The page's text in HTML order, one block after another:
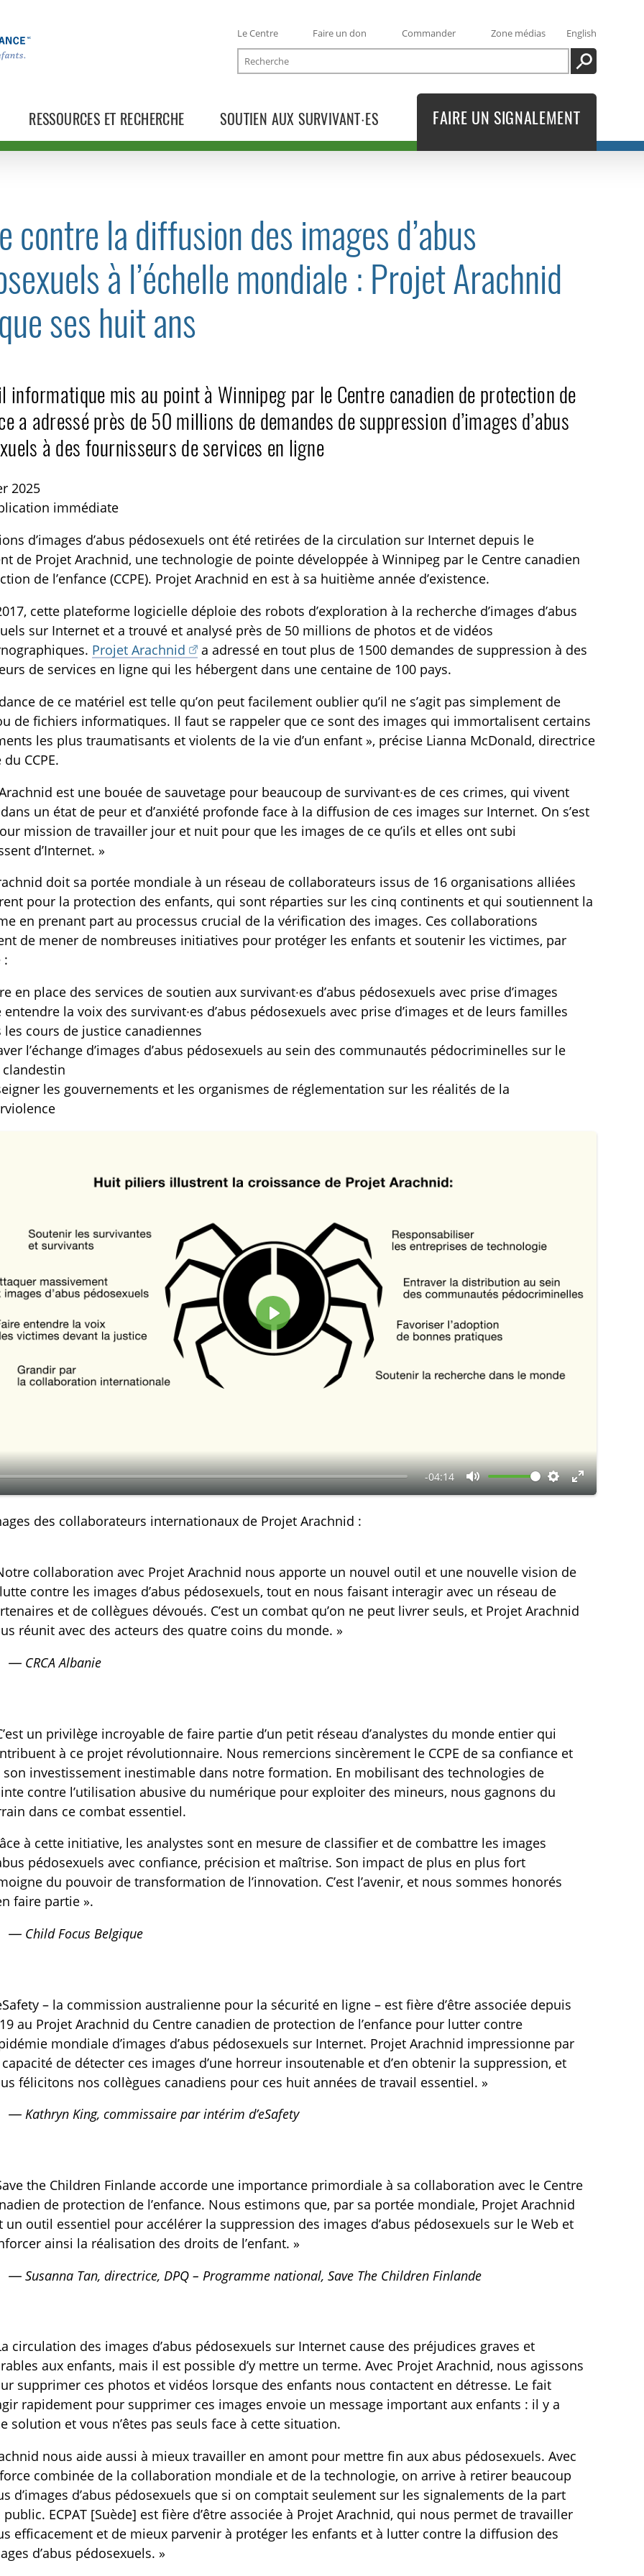
RESSOURCES ET RECHERCHE SOUTIEN AUX SURVIVANT·ES
Le Centre Faire un don Commander Zone médias
English
Recherche
RECHERCHE
FAIRE UN SIGNALEMENT
TOGGLE COMMUNIQUÉS SUBLIST
TOGGLE BLOGUE SUBLIST
TOGGLE MANQUEMENTS DES TECHNOS SUBLIST
contre la diffusion des images d’abus
à l’échelle mondiale : Projet Arachnid
ses huit ans
informatique mis au point à Winnipeg par le Centre canadien de protection de
a adressé près de 50 millions de demandes de suppression d’images d’abus
à des fournisseurs de services en ligne
2025
immédiate
d’images d’abus pédosexuels ont été retirées de la circulation sur Internet depuis le
de Projet Arachnid, une technologie de pointe développée à Winnipeg par le Centre canadien
de l’enfance (CCPE). Projet Arachnid en est à sa huitième année d’existence.
cette plateforme logicielle déploie des robots d’exploration à la recherche d’images d’abus
sur Internet et a trouvé et analysé près de 50 millions de photos et de vidéos
Projet Arachnid
a adressé en tout plus de 1500 demandes de suppression à des
de services en ligne qui les hébergent dans une centaine de 100 pays.
de ce matériel est telle qu’on peut facilement oublier qu’il ne s’agit pas simplement de
de fichiers informatiques. Il faut se rappeler que ce sont des images qui immortalisent certains
les plus traumatisants et violents de la vie d’un enfant », précise Lianna McDonald, directrice
CCPE.
est une bouée de sauvetage pour beaucoup de survivant·es de ces crimes, qui vivent
un état de peur et d’anxiété profonde face à la diffusion de ces images sur Internet. On s’est
mission de travailler jour et nuit pour que les images de ce qu’ils et elles ont subi
d’Internet. »
doit sa portée mondiale à un réseau de collaborateurs issus de 16 organisations alliées
pour la protection des enfants, qui sont réparties sur les cinq continents et qui soutiennent la
en prenant part au processus crucial de la vérification des images. Ces collaborations
de mener de nombreuses initiatives pour protéger les enfants et soutenir les victimes, par
:
en place des services de soutien aux survivant·es d’abus pédosexuels avec prise d’images
entendre la voix des survivant·es d’abus pédosexuels avec prise d’images et de leurs familles
les cours de justice canadiennes
l’échange d’images d’abus pédosexuels au sein des communautés pédocriminelles sur le
clandestin
les gouvernements et les organismes de réglementation sur les réalités de la
-04:14
C
e
r
R
a
g
M
l
L
i
des collaborateurs internationaux de Projet Arachnid :
collaboration avec Projet Arachnid nous apporte un nouvel outil et une nouvelle vision de
contre les images d’abus pédosexuels, tout en nous faisant interagir avec un réseau de
et de collègues dévoués. C’est un combat qu’on ne peut livrer seuls, et Projet Arachnid
réunit avec des acteurs des quatre coins du monde. »
— CRCA Albanie
un privilège incroyable de faire partie d’un petit réseau d’analystes du monde entier qui
à ce projet révolutionnaire. Nous remercions sincèrement le CCPE de sa confiance et
son investissement inestimable dans notre formation. En mobilisant des technologies de
contre l’utilisation abusive du numérique pour exploiter des mineurs, nous gagnons du
dans ce combat essentiel.
à cette initiative, les analystes sont en mesure de classifier et de combattre les images
pédosexuels avec confiance, précision et maîtrise. Son impact de plus en plus fort
du pouvoir de transformation de l’innovation. C’est l’avenir, et nous sommes honorés
faire partie ».
— Child Focus Belgique
– la commission australienne pour la sécurité en ligne – est fière d’être associée depuis
au Projet Arachnid du Centre canadien de protection de l’enfance pour lutter contre
mondiale d’images d’abus pédosexuels sur Internet. Projet Arachnid impressionne par
capacité de détecter ces images d’une horreur insoutenable et d’en obtenir la suppression, et
félicitons nos collègues canadiens pour ces huit années de travail essentiel. »
— Kathryn King, commissaire par intérim d’eSafety
the Children Finlande accorde une importance primordiale à sa collaboration avec le Centre
de protection de l’enfance. Nous estimons que, par sa portée mondiale, Projet Arachnid
un outil essentiel pour accélérer la suppression des images d’abus pédosexuels sur le Web et
ainsi la réalisation des droits de l’enfant. »
— Susanna Tan, directrice, DPQ – Programme national, Save The Children Finlande
circulation des images d’abus pédosexuels sur Internet cause des préjudices graves et
aux enfants, mais il est possible d’y mettre un terme. Avec Projet Arachnid, nous agissons
supprimer ces photos et vidéos lorsque des enfants nous contactent en détresse. Le fait
rapidement pour supprimer ces images envoie un message important aux enfants : il y a
solution et vous n’êtes pas seuls face à cette situation.
nous aide aussi à mieux travailler en amont pour mettre fin aux abus pédosexuels. Avec
combinée de la collaboration mondiale et de la technologie, on arrive à retirer beaucoup
d’images d’abus pédosexuels que si on comptait seulement sur les signalements de la part
public. ECPAT [Suède] est fière d’être associée à Projet Arachnid, qui nous permet de travailler
efficacement et de mieux parvenir à protéger les enfants et à lutter contre la diffusion des
d’abus pédosexuels. »